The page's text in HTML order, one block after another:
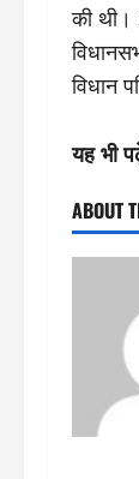
की थी।
विधान
यह भी
ABOUT